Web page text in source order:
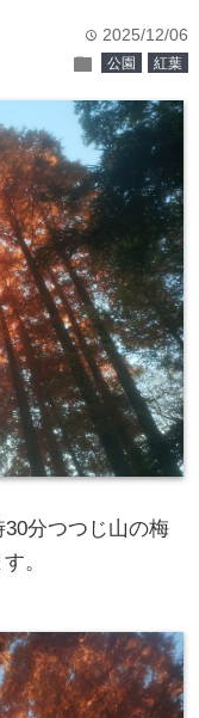
time 2025/12/06
folder 公園 紅葉
分つつじ山の梅
。